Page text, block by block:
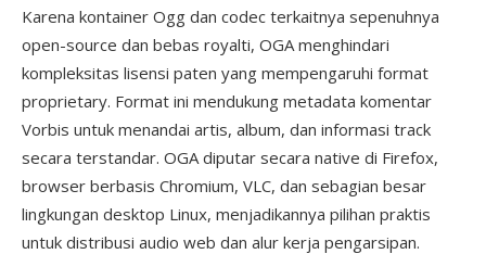
Karena kontainer Ogg dan codec terkaitnya sepenuhnya
open-source dan bebas royalti, OGA menghindari
kompleksitas lisensi paten yang mempengaruhi format
proprietary. Format ini mendukung metadata komentar
Vorbis untuk menandai artis, album, dan informasi track
secara terstandar. OGA diputar secara native di Firefox,
browser berbasis Chromium, VLC, dan sebagian besar
lingkungan desktop Linux, menjadikannya pilihan praktis
untuk distribusi audio web dan alur kerja pengarsipan.